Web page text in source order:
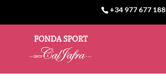
+34 977 677 188